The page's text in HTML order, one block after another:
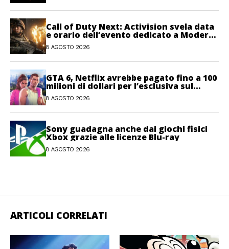
Call of Duty Next: Activision svela data
e orario dell’evento dedicato a Modern
Warfare 4
8 AGOSTO 2026
GTA 6, Netflix avrebbe pagato fino a 100
milioni di dollari per l’esclusiva sul
gioco
8 AGOSTO 2026
Sony guadagna anche dai giochi fisici
Xbox grazie alle licenze Blu-ray
8 AGOSTO 2026
ARTICOLI CORRELATI